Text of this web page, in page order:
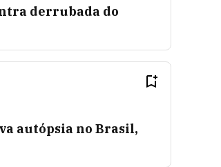
derrubada do
autópsia no Brasil,